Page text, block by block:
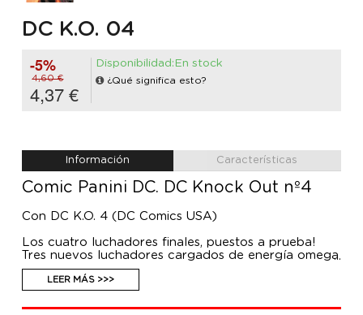
DC K.O. 04
-5%
4,60 €
4,37 €
Disponibilidad:En stock
¿Qué significa esto?
Información Características
Comic Panini DC. DC Knock Out nº4
Con DC K.O. 4 (DC Comics USA)
Los cuatro luchadores finales, puestos a prueba!
Tres nuevos luchadores cargados de energía omega
entran en el torneo... y cambiarán la faz del Universo
DC para siempre. Además, la verdadera lealtad de
Booster Gold, el regreso de Darkseid... y una
sorpresa que llevará la batalla al siguiente nivel!
LEER MÁS >>>